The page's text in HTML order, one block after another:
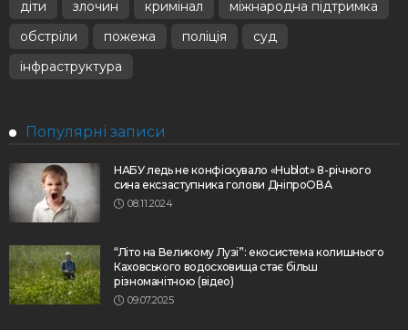
діти
злочин кримінал
міжнародна підтримка
обстріли
пожежа поліція
суд
інфраструктура
Популярні записи
НАБУ ледь не конфіскувало «Hublot» 8-річного
сина ексзаступника голови ДніпроОВА
08.11.2024
“Літо на Великому Лузі”: екосистема колишнього
Каховського водосховища стає більш
різноманітною (відео)
09.07.2025